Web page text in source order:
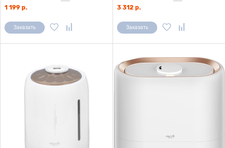
1 199 р.
Заказать
3 312 р.
Заказать